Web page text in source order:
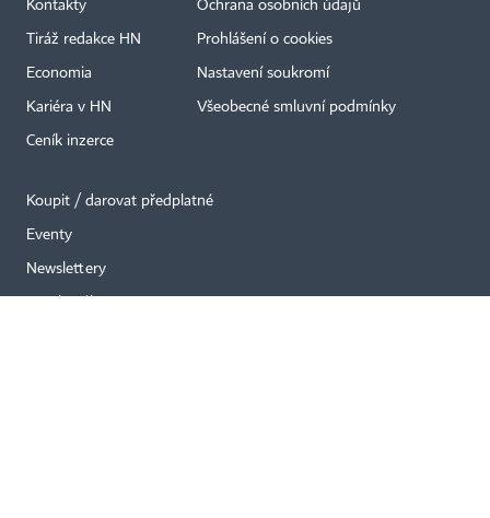
Kontakty
Tiráž redakce HN
Economia
Kariéra v HN
Ceník inzerce
Ochrana osobních údajů
Prohlášení o cookies
Nastavení soukromí
Všeobecné smluvní podmínky
Koupit / darovat předplatné
Eventy
Newslettery